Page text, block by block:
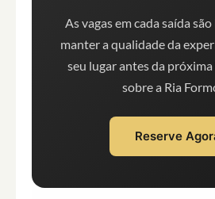
As vagas em cada saída
manter a qualidade da
seu lugar antes da
sobre a Ria
Reserve